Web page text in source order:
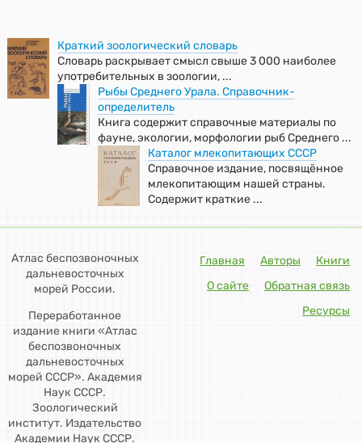
Краткий зоологический словарь
Словарь раскрывает смысл свыше 3 000 наиболее
употребительных в зоологии, ...
Рыбы Среднего Урала. Справочник-
определитель
Книга содержит справочные материалы по
фауне, экологии, морфологии рыб Среднего ...
Каталог млекопитающих СССР
Справочное издание, посвящённое
млекопитающим нашей страны.
Содержит краткие ...
Атлас беспозвоночных
дальневосточных
морей России.
Переработанное
издание книги «Атлас
беспозвоночных
дальневосточных
морей СССР». Академия
Наук СССР.
Зоологический
институт. Издательство
Академии Наук СССР.
Главная Авторы
Книги
О сайте
Обратная связь
Ресурсы